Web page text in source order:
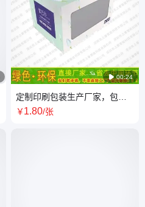
 00:24
定制印刷包装生产厂家，包装
盒制作，纸质包 装盒厂家
￥1.80/张